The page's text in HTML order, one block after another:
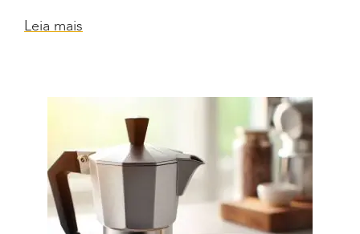
Leia mais